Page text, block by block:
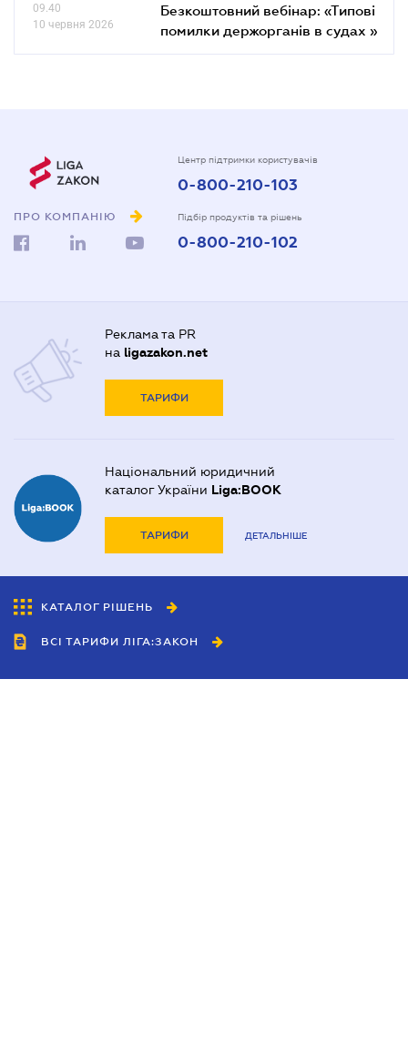
09.40
10 червня 2026
Безкоштовний вебінар: «Типові
помилки держорганів в судах »
ПРО КОМПАНІЮ
Центр підтримки користувачів
0-800-210-103
Підбір продуктів та рішень
0-800-210-102
Реклама та PR
на ligazakon.net
ТАРИФИ
Національний юридичний
каталог України Liga:BOOK
ТАРИФИ ДЕТАЛЬНІШЕ
КАТАЛОГ РІШЕНЬ
ВСІ ТАРИФИ ЛІГА:ЗАКОН